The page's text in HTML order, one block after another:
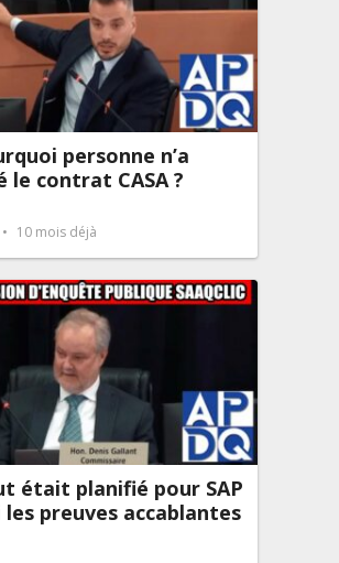
personne n’a
le contrat CASA ?
10 mois déjà
était planifié pour SAP
les preuves accablantes